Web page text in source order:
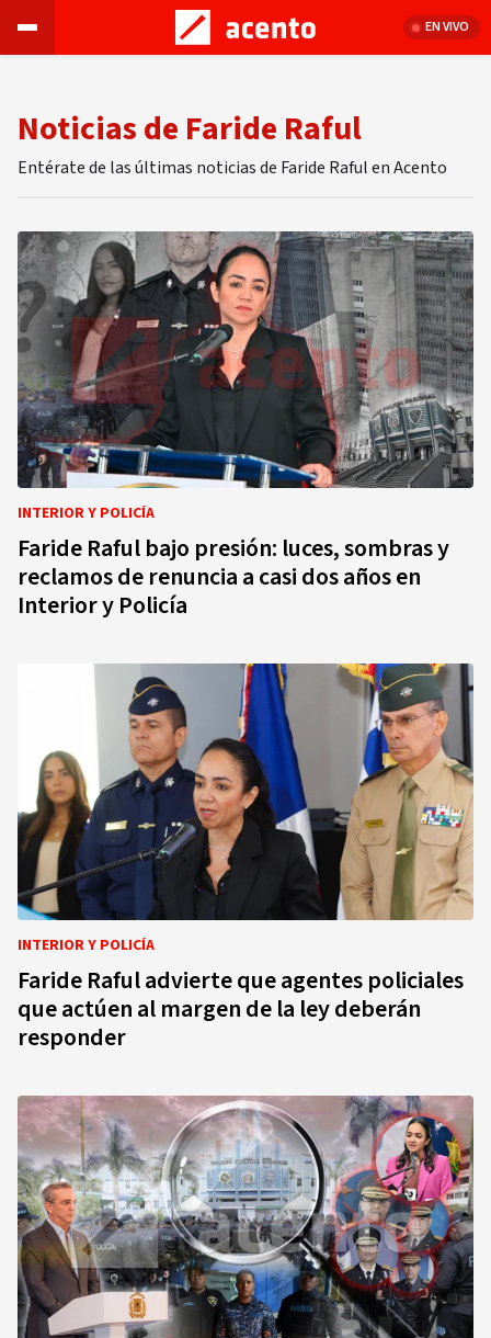
EN VIVO
Noticias de Faride Raful
Entérate de las últimas noticias de Faride Raful en Acento
INTERIOR Y POLICÍA
Faride Raful bajo presión: luces, sombras y
reclamos de renuncia a casi dos años en
Interior y Policía
INTERIOR Y POLICÍA
Faride Raful advierte que agentes policiales
que actúen al margen de la ley deberán
responder